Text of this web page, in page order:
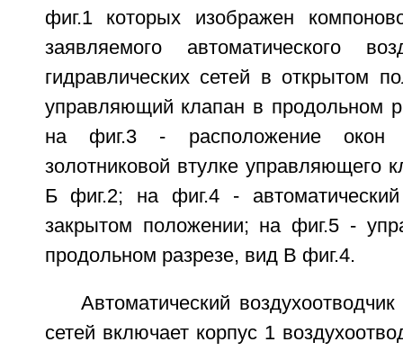
фиг.1 которых изображен
заявляемого автоматического
гидравлических сетей в открытом
управляющий клапан в продольном
на фиг.3 - расположение окон
золотниковой втулке управляющего
Б фиг.2; на фиг.4 - автоматический
закрытом положении; на фиг.5 -
продольном разрезе, вид В фиг.4.
Автоматический
сетей включает корпус 1